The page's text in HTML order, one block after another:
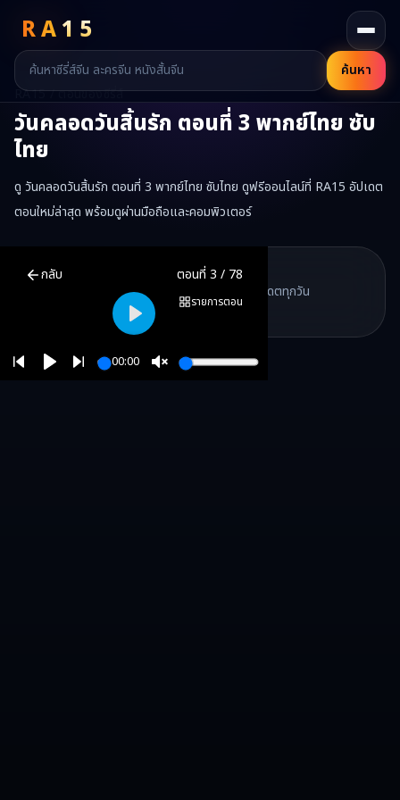
RA15
ค้นหา
RA15 / ตอนของซีรี่ส์
วันคลอดวันสิ้นรัก ตอนที่ 3 พากย์ไทย ซับ
ไทย
ดู วันคลอดวันสิ้นรัก ตอนที่ 3 พากย์ไทย ซับไทย ดูฟรีออนไลน์ที่ RA15 อัปเดต
ตอนใหม่ล่าสุด พร้อมดูผ่านมือถือและคอมพิวเตอร์
กลับ ตอนที่ 3 / 78
รายการตอน
00:00
Play
วันคลอ
RA15 เป็นเว็บไซต์ดูซีรี่ส์จีนออนไลน์ฟรี ที่รวบรวมหนังจีน ละครจีน มิ
RA15 Drama
RA15 Drama
รวมซีรี่ส์จีน ละครสั้น หนังแนวตั้ง พากย์ไทย อัปเดตทุกวัน
RA15 Drama